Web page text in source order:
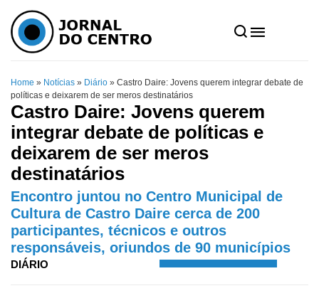
Home » Notícias » Diário » Castro Daire: Jovens querem integrar debate de
políticas e deixarem de ser meros destinatários
Castro Daire: Jovens querem
integrar debate de políticas e
deixarem de ser meros
destinatários
Encontro juntou no Centro Municipal de
Cultura de Castro Daire cerca de 200
participantes, técnicos e outros
responsáveis, oriundos de 90 municípios
DIÁRIO